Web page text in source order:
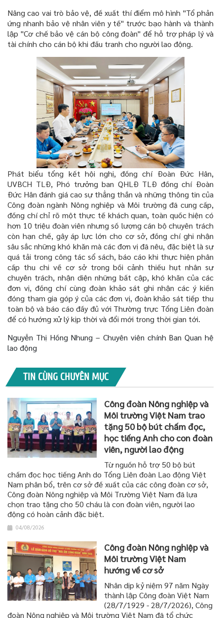
Nâng cao vai trò bảo vệ, đề xuất thí điểm mô hình "Tổ phản
ứng nhanh bảo vệ nhân viên y tế" trước bạo hành và thành
lập "Cơ chế bảo vệ cán bộ công đoàn" để hỗ trợ pháp lý và
tài chính cho cán bộ khi đấu tranh cho người lao động.
Phát biểu tổng kết hội nghị, đồng chí Đoàn Đức Hân,
UVBCH TLĐ, Phó trưởng ban QHLĐ TLĐ đồng chí Đoàn
Đức Hân đánh giá cao sự thẳng thắn và những thông tincủa
Công đoàn ngành Nông nghiệp và Môi trường đã cung cấp,
đồng chí chỉ rõ một thực tế khách quan, toàn quốc hiện có
hơn 10 triệu đoàn viên nhưng số lượng cán bộ chuyên trách
còn hạn chế, gây áp lực lớn cho cơ sở, đồng chí ghi nhận
sâu sắc những khó khăn mà các đơn vị đã nêu, đặc biệt là sự
quá tải trong công tác sổ sách, báo cáo khi thực hiện phân
cấp thu chi về cơ sở trong bối cảnh thiếu hụt nhân sự
chuyên trách, nhận diện những bất cập, khó khăn của các
đơn vị, đồng chí cùng đoàn khảo sát ghi nhận các ý kiến
đóng tham gia góp ý của các đơn vị, đoàn khảo sát tiếp thu
toàn bộ và báo cáo đầy đủ với Thường trực Tổng Liên đoàn
để có hướng xử lý kịp thời và đổi mới trong thời gian tới.
Nguyễn Thị Hồng Nhung – Chuyên viên chính Ban Quan hệ
lao động
TIN CÙNG CHUYÊN MỤC
Công đoàn Nông nghiệp và
Môi trường Việt Nam trao
tặng 50 bộ bút chấm đọc,
học tiếng Anh cho con đoàn
viên, người lao động
Từ nguồn hỗ trợ 50 bộ bút
chấm đọc học tiếng Anh do Tổng Liên đoàn Lao động Việt
Nam phân bổ, trên cơ sở đề xuất của các công đoàn cơ sở,
Công đoàn Nông nghiệp và Môi Trường Việt Nam đã lựa
chọn trao tặng cho 50 cháu là con đoàn viên, người lao
động có hoàn cảnh đặc biệt.
04/08/2026
Công đoàn Nông nghiệp và
Môi trường Việt Nam
hướng về cơ sở
Nhân dịp kỷ niệm 97 năm Ngày
thành lập Công đoàn Việt Nam
(28/7/1929 - 28/7/2026), Công
đoàn Nông nghiệp và Môi trường Việt Nam đã tổ chức